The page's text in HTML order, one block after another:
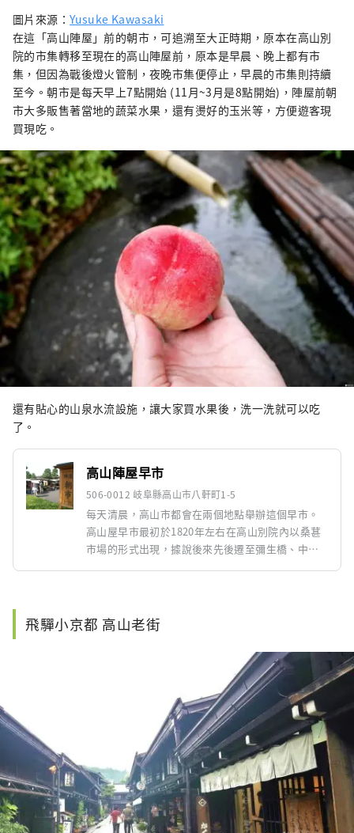
圖片來源：Yusuke Kawasaki
在這「高山陣屋」前的朝市，可追溯至大正時期，原本在高山別
院的市集轉移至現在的高山陣屋前，原本是早晨、晚上都有市
集，但因為戰後燈火管制，夜晚市集便停止，早晨的市集則持續
至今。朝市是每天早上7點開始 (11月~3月是8點開始)，陣屋前朝
市大多販售著當地的蔬菜水果，還有燙好的玉米等，方便遊客現
買現吃。
還有貼心的山泉水流設施，讓大家買水果後，洗一洗就可以吃
了。
高山陣屋早市
506-0012 岐阜縣高山市八軒町1-5
每天清晨，高山市都會在兩個地點舉辦這個早市。
高山屋早市最初於1820年左右在高山別院內以桑葚
市場的形式出現，據說後來先後遷至彌生橋、中
講飛驒方言的農民交流，也將為您的旅程留下美好
的回憶。
飛驒小京都 高山老街